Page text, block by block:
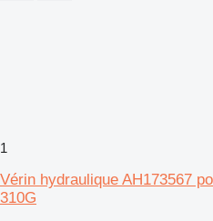
1
Vérin hydraulique AH173567
310G